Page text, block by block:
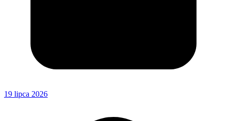
19 lipca 2026